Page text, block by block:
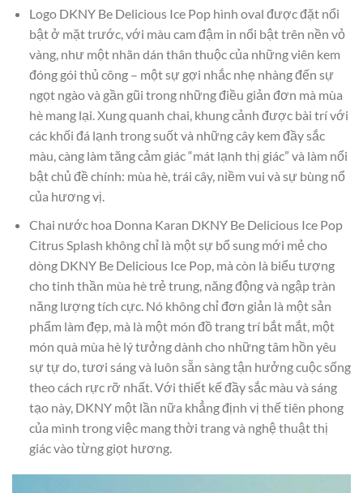
Logo DKNY Be Delicious Ice Pop hình oval được đặt nổi
bật ở mặt trước, với màu cam đậm in nổi bật trên nền vỏ
vàng, như một nhãn dán thân thuộc của những viên kem
đóng gói thủ công – một sự gợi nhắc nhẹ nhàng đến sự
ngọt ngào và gần gũi trong những điều giản đơn mà mùa
hè mang lại. Xung quanh chai, khung cảnh được bài trí với
các khối đá lạnh trong suốt và những cây kem đầy sắc
màu, càng làm tăng cảm giác “mát lạnh thị giác” và làm nổi
bật chủ đề chính: mùa hè, trái cây, niềm vui và sự bùng nổ
của hương vị.
Chai nước hoa Donna Karan DKNY Be Delicious Ice Pop
Citrus Splash không chỉ là một sự bổ sung mới mẻ cho
dòng DKNY Be Delicious Ice Pop, mà còn là biểu tượng
cho tinh thần mùa hè trẻ trung, năng động và ngập tràn
năng lượng tích cực. Nó không chỉ đơn giản là một sản
phẩm làm đẹp, mà là một món đồ trang trí bắt mắt, một
món quà mùa hè lý tưởng dành cho những tâm hồn yêu
sự tự do, tươi sáng và luôn sẵn sàng tận hưởng cuộc sống
theo cách rực rỡ nhất. Với thiết kế đầy sắc màu và sáng
tạo này, DKNY một lần nữa khẳng định vị thế tiên phong
của mình trong việc mang thời trang và nghệ thuật thị
giác vào từng giọt hương.